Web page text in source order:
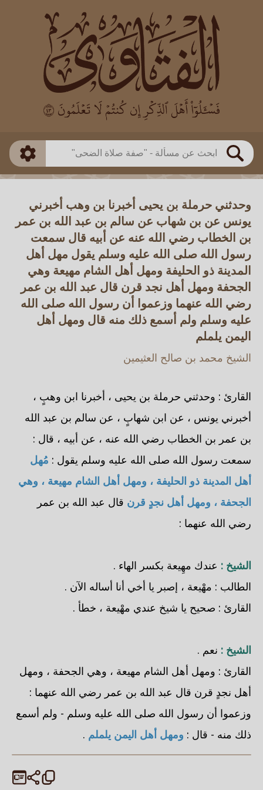
بحث
العالم
بن باز
بن العثيمين
اللجنة الدائمة
طريقة البحث
ذكي
وحدثني حرملة بن يحيى أخبرنا بن وهب أخبرني
يونس عن بن شهاب عن سالم بن عبد الله بن عمر
بن الخطاب رضي الله عنه عن أبيه قال سمعت
رسول الله صلى الله عليه وسلم يقول مهل أهل
المدينة ذو الحليفة ومهل أهل الشام مهيعة وهي
الجحفة ومهل أهل نجد قرن قال عبد الله بن عمر
رضي الله عنهما وزعموا أن رسول الله صلى الله
عليه وسلم ولم أسمع ذلك منه قال ومهل أهل
اليمن يلملم
الشيخ محمد بن صالح العثيمين
القارئ : وحدثني حرملة بن يحيى ، أخبرنا ابن وهبٍ ،
أخبرني يونس ، عن ابن شهابٍ ، عن سالم بن عبد الله
بن عمر بن الخطاب رضي الله عنه ، عن أبيه ، قال :
سمعت رسول الله صلى الله عليه وسلم يقول : مُهل
أهل المدينة ذو الحليفة ، ومهل أهل الشام مهيعة ، وهي
الجحفة ، ومهل أهل نجدٍ قرن قال عبد الله بن عمر
رضي الله عنهما :
الشيخ : عندك مهِيعة بكسر الهاء .
الطالب : مهْيعة ، إصبر يا أخي أنا أساله الآن .
القارئ : صحيح يا شيخ عندي مهْيعة ، خطأ .
الشيخ : نعم .
القارئ : ومهل أهل الشام مهيعة ، وهي الجحفة ، ومهل
أهل نجدٍ قرن قال عبد الله بن عمر رضي الله عنهما :
وزعموا أن رسول الله صلى الله عليه وسلم - ولم أسمع
ذلك منه - قال : ومهل أهل اليمن يلملم .